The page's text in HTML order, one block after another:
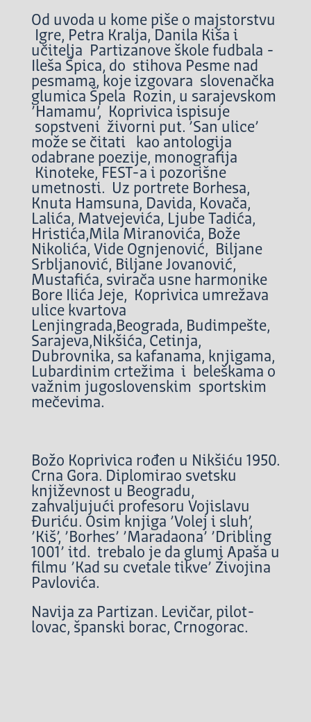
Od uvoda u kome piše o majstorstvu
Igre, Petra Kralja, Danila Kiša i
učitelja Partizanove škole fudbala -
Ileša Špica, do stihova Pesme nad
pesmama, koje izgovara slovenačka
glumica Špela Rozin, u sarajevskom
’Hamamu’, Koprivica ispisuje
sopstveni živorni put. ’San ulice’
može se čitati kao antologija
odabrane poezije, monografija
Kinoteke, FEST-a i pozorišne
umetnosti. Uz portrete Borhesa,
Knuta Hamsuna, Davida, Kovača,
Lalića, Matvejevića, Ljube Tadića,
Hristića,Mila Miranovića, Bože
Nikolića, Vide Ognjenović, Biljane
Srbljanović, Biljane Jovanović,
Mustafića, svirača usne harmonike
Bore Ilića Jeje, Koprivica umrežava
ulice kvartova
Lenjingrada,Beograda, Budimpešte,
Sarajeva,Nikšića, Cetinja,
Dubrovnika, sa kafanama, knjigama,
Lubardinim crtežima i beleškama o
važnim jugoslovenskim sportskim
mečevima.
Božo Koprivica rođen u Nikšiću 1950.
Crna Gora. Diplomirao svetsku
književnost u Beogradu,
zahvaljujući profesoru Vojislavu
Đuriću. Osim knjiga ’Volej i sluh’,
’Kiš’, ’Borhes’ ’Maradaona’ ’Dribling
1001’ itd. trebalo je da glumi Apaša u
filmu ’Kad su cvetale tikve’ Živojina
Pavlovića.
Navija za Partizan. Levičar, pilot-
lovac, španski borac, Crnogorac.